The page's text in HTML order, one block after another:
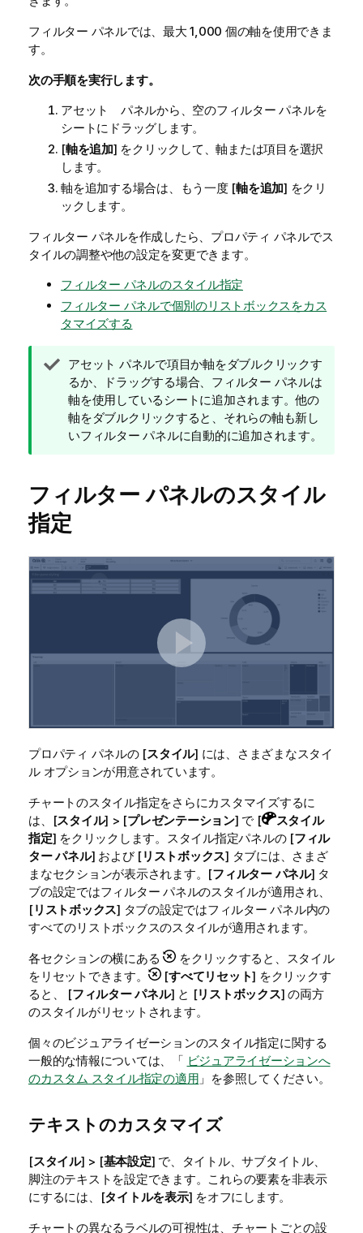
フィルター パネルでは、最大 1,000 個の軸を使用できま
す。
次の手順を実行します。
アセット パネルから、空のフィルター パネルを
シートにドラッグします。
[軸を追加] をクリックして、軸または項目を選択
します。
軸を追加する場合は、もう一度 [軸を追加] をクリ
ックします。
フィルター パネルを作成したら、プロパティ パネルでス
タイルの調整や他の設定を変更できます。
フィルター パネルのスタイル指定
フィルター パネルで個別のリストボックスをカス
タマイズする
ヒ
ン
ト
メ
モ
アセット パネルで項目か軸をダブルクリックす
るか、ドラッグする場合、フィルター パネルは
軸を使用しているシートに追加されます。他の
軸をダブルクリックすると、それらの軸も新し
いフィルター パネルに自動的に追加されます。
フィルター パネルのスタイル
指定
プロパティ パネルの [スタイル] には、さまざまなスタイ
ル オプションが用意されています。
チャートのスタイル指定をさらにカスタマイズするに
は、[スタイル] > [プレゼンテーション] で [
スタイル
指定] をクリックします。スタイル指定パネルの [フィル
ター パネル] および [リストボックス] タブには、さまざ
まなセクションが表示されます。[フィルター パネル] タ
ブの設定ではフィルター パネルのスタイルが適用され、
[リストボックス] タブの設定ではフィルター パネル内の
すべてのリストボックスのスタイルが適用されます。
各セクションの横にある
をクリックすると、スタイル
をリセットできます。
[すべてリセット] をクリックす
ると、 [フィルター パネル] と [リストボックス] の両方
のスタイルがリセットされます。
個々のビジュアライゼーションのスタイル指定に関する
一般的な情報については、「 ビジュアライゼーションへ
のカスタム スタイル指定の適用 」を参照してください。
テキストのカスタマイズ
[スタイル] > [基本設定] で、タイトル、サブタイトル、
脚注のテキストを設定できます。これらの要素を非表示
にするには、[タイトルを表示] をオフにします。
チャートの異なるラベルの可視性は、チャートごとの設